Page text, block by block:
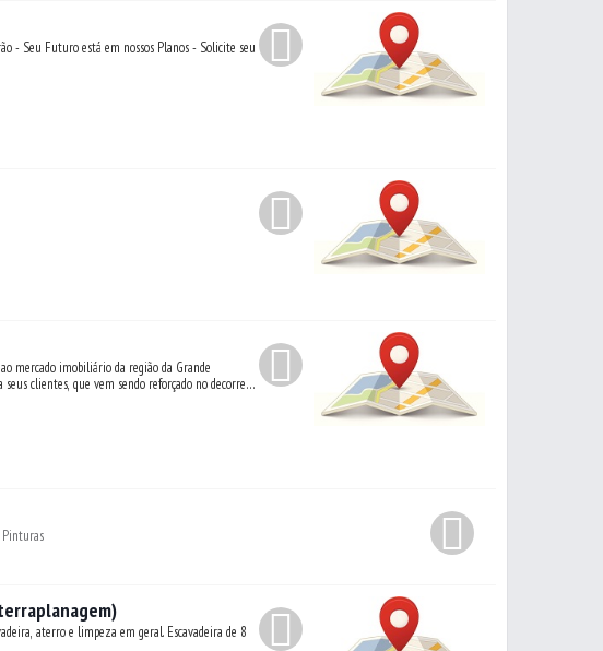
- Seu Futuro está em nossos Planos - Solicite seu
mercado imobiliário da região da Grande
clientes, que vem sendo reforçado no decorrer
Pinturas
terraplanagem)